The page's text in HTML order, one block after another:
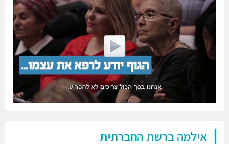
אילמה ברשת החברתית